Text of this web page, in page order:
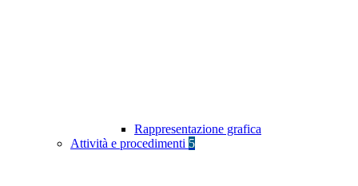
Rappresentazione grafica
Attività e procedimenti 5